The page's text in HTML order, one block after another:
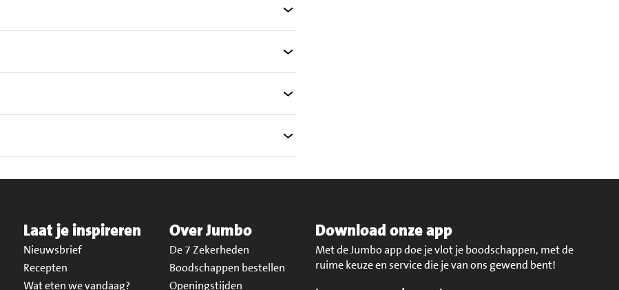
Laat je inspireren
Nieuwsbrief
Recepten
Wat eten we vandaag?
Over Jumbo
De 7 Zekerheden
Boodschappen bestellen
Openingstijden
Download onze app
Met de Jumbo app doe je vlot je boodschappen, met de
ruime keuze en service die je van ons gewend bent!